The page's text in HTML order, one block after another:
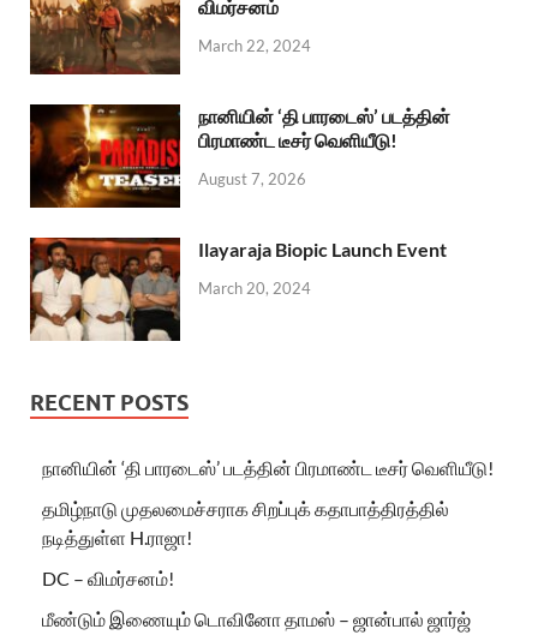
விமர்சனம்
March 22, 2024
நானியின் ‘தி பாரடைஸ்’ படத்தின்
பிரமாண்ட டீசர் வெளியீடு!
August 7, 2026
Ilayaraja Biopic Launch Event
March 20, 2024
RECENT POSTS
நானியின் ‘தி பாரடைஸ்’ படத்தின் பிரமாண்ட டீசர் வெளியீடு!
தமிழ்நாடு முதலமைச்சராக சிறப்புக் கதாபாத்திரத்தில்
நடித்துள்ள H.ராஜா!
DC – விமர்சனம்!
மீண்டும் இணையும் டொவினோ தாமஸ் – ஜான்பால் ஜார்ஜ்